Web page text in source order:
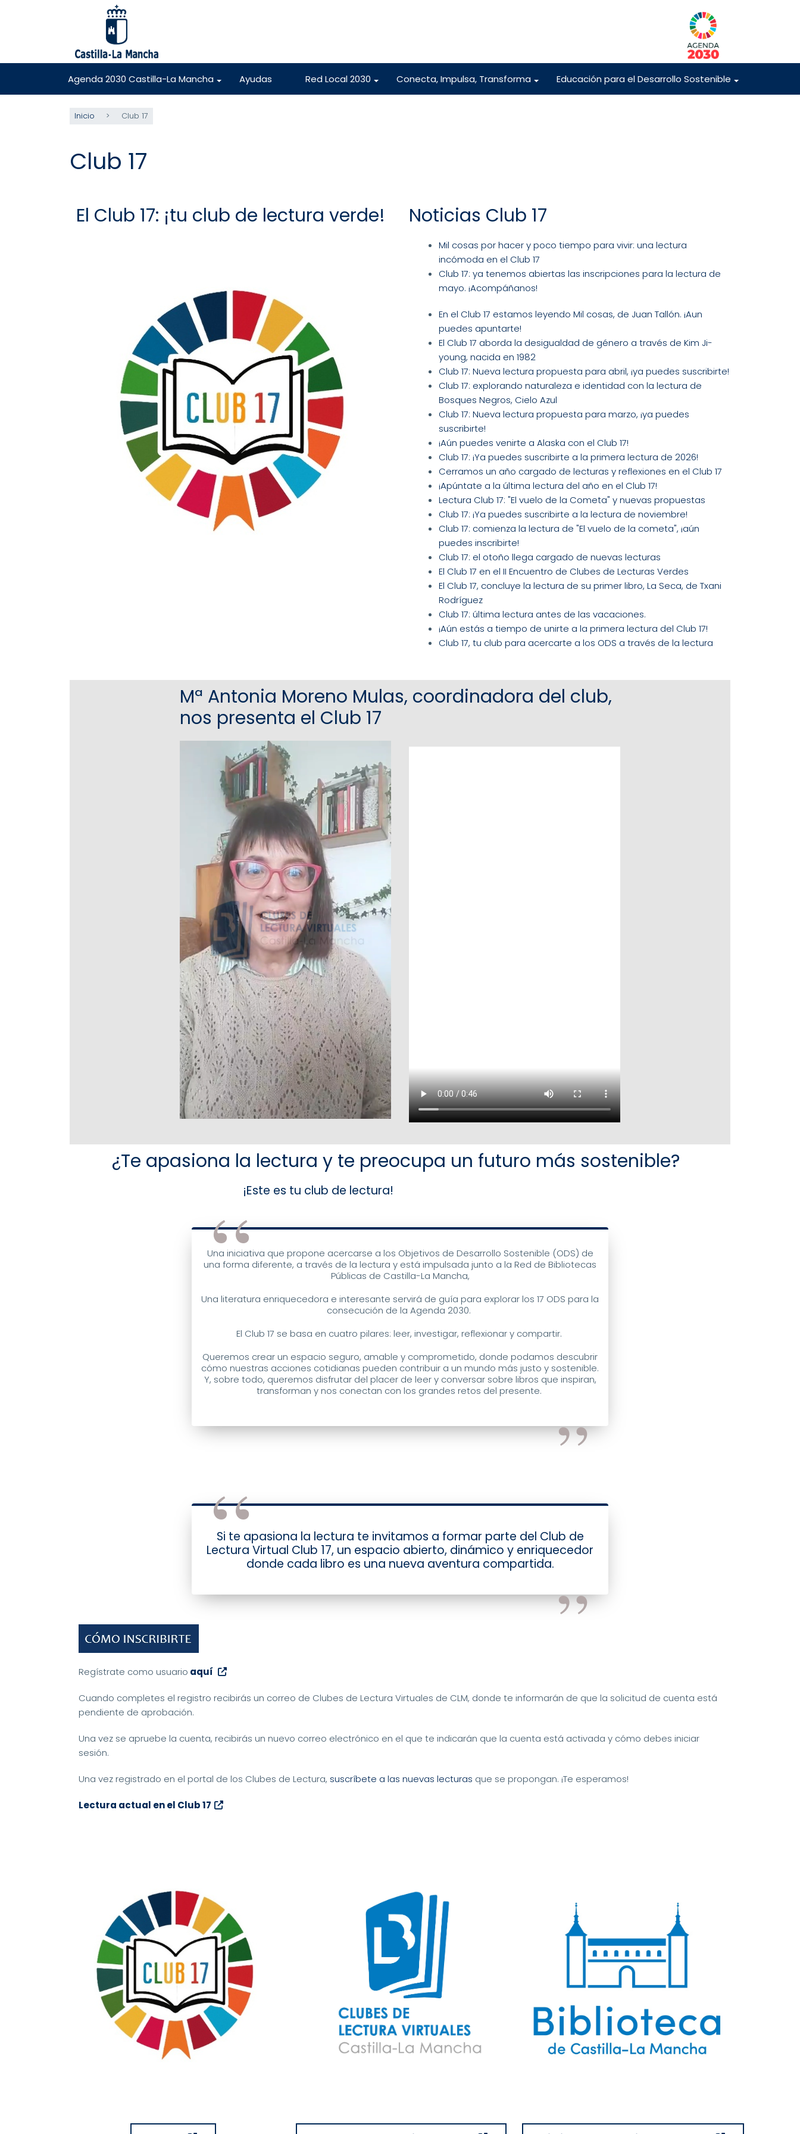
+
Agenda 2030 Castilla-La Mancha Ayudas +
Red Local 2030 +
Conecta, Impulsa, Transforma +
Educación para el Desarrollo Sostenible
Inicio Club 17
Club 17
El Club 17: ¡tu club de lectura verde! Noticias Club 17
Mil cosas por hacer y poco tiempo para vivir: una lectura
incómoda en el Club 17
Club 17: ya tenemos abiertas las inscripciones para la lectura de
mayo. ¡Acompáñanos!
En el Club 17 estamos leyendo Mil cosas, de Juan Tallón. ¡Aun
puedes apuntarte!
El Club 17 aborda la desigualdad de género a través de Kim Ji-
young, nacida en 1982
Club 17: Nueva lectura propuesta para abril, ¡ya puedes suscribirte!
Club 17: explorando naturaleza e identidad con la lectura de
Bosques Negros, Cielo Azul
Club 17: Nueva lectura propuesta para marzo, ¡ya puedes
suscribirte!
¡Aún puedes venirte a Alaska con el Club 17!
Club 17: ¡Ya puedes suscribirte a la primera lectura de 2026!
Cerramos un año cargado de lecturas y reflexiones en el Club 17
¡Apúntate a la última lectura del año en el Club 17!
Lectura Club 17: "El vuelo de la Cometa" y nuevas propuestas
Club 17: ¡Ya puedes suscribirte a la lectura de noviembre!
Club 17: comienza la lectura de "El vuelo de la cometa", ¡aún
puedes inscribirte!
Club 17: el otoño llega cargado de nuevas lecturas
El Club 17 en el II Encuentro de Clubes de Lecturas Verdes
El Club 17, concluye la lectura de su primer libro, La Seca, de Txani
Rodríguez
Club 17: última lectura antes de las vacaciones.
¡Aún estás a tiempo de unirte a la primera lectura del Club 17!
Club 17, tu club para acercarte a los ODS a través de la lectura
Mª Antonia Moreno Mulas, coordinadora del club,
nos presenta el Club 17
¿Te apasiona la lectura y te preocupa un futuro más sostenible?
¡Este es tu club de lectura!
Una iniciativa que propone acercarse a los Objetivos de Desarrollo Sostenible (ODS) de
una forma diferente, a través de la lectura y está impulsada junto a la Red de Bibliotecas
Públicas de Castilla-La Mancha,
Una literatura enriquecedora e interesante servirá de guía para explorar los 17 ODS para la
consecución de la Agenda 2030.
El Club 17 se basa en cuatro pilares: leer, investigar, reflexionar y compartir.
Queremos crear un espacio seguro, amable y comprometido, donde podamos descubrir
cómo nuestras acciones cotidianas pueden contribuir a un mundo más justo y sostenible.
Y, sobre todo, queremos disfrutar del placer de leer y conversar sobre libros que inspiran,
transforman y nos conectan con los grandes retos del presente.
Si te apasiona la lectura te invitamos a formar parte del Club de
Lectura Virtual Club 17, un espacio abierto, dinámico y enriquecedor
donde cada libro es una nueva aventura compartida.
Regístrate como usuario aquí
Cuando completes el registro recibirás un correo de Clubes de Lectura Virtuales de CLM, donde te informarán de que la solicitud de cuenta está
pendiente de aprobación.
Una vez se apruebe la cuenta, recibirás un nuevo correo electrónico en el que te indicarán que la cuenta está activada y cómo debes iniciar
sesión.
Una vez registrado en el portal de los Clubes de Lectura, suscríbete a las nuevas lecturas que se propongan. ¡Te esperamos!
Lectura actual en el Club 17